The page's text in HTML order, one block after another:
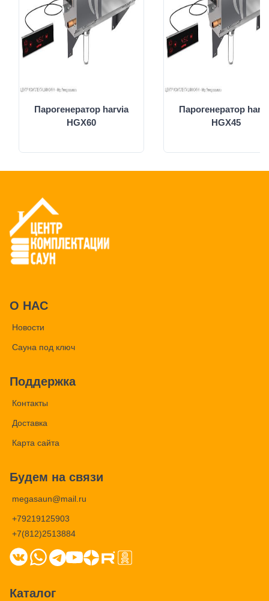
Парогенератор harvia
HGX60
Парогенератор
HGX45
О НАС
Новости
Сауна под ключ
Поддержка
Контакты
Доставка
Карта сайта
Будем на связи
megasaun@mail.ru
+79219125903
+7(812)2513884
Каталог